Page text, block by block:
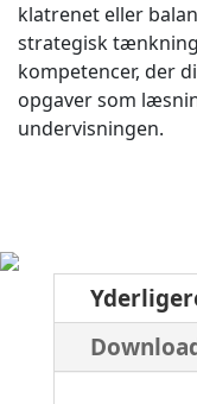
klatrenet eller
strategisk
kompetencer, der
opgaver som
undervisningen.